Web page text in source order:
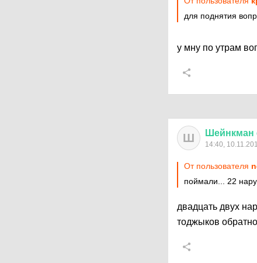
для поднятия
у мну по утрам
Ш Шейнкман
14:40,
От пользователя
поймали... 22
двадцать двух
тоджыков